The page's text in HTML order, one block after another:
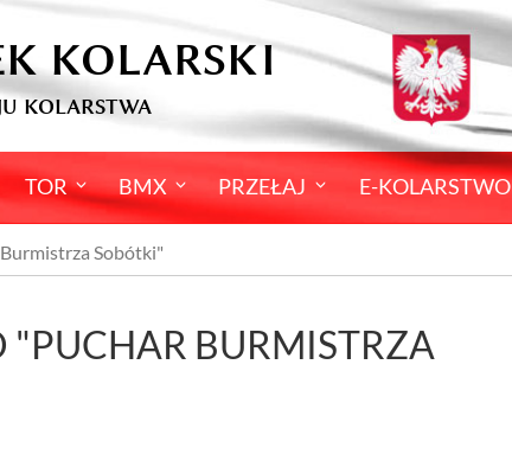
KOLARSKI
KOLARSTWA
TOR BMX PRZEŁAJ E-KOLARSTWO
Sobótki"
"PUCHAR BURMISTRZA